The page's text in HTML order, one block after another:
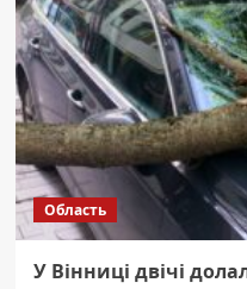
Pro:
як
вибрати
ноутбук
під
свій
ритм
життя
Область
У Вінниці двічі